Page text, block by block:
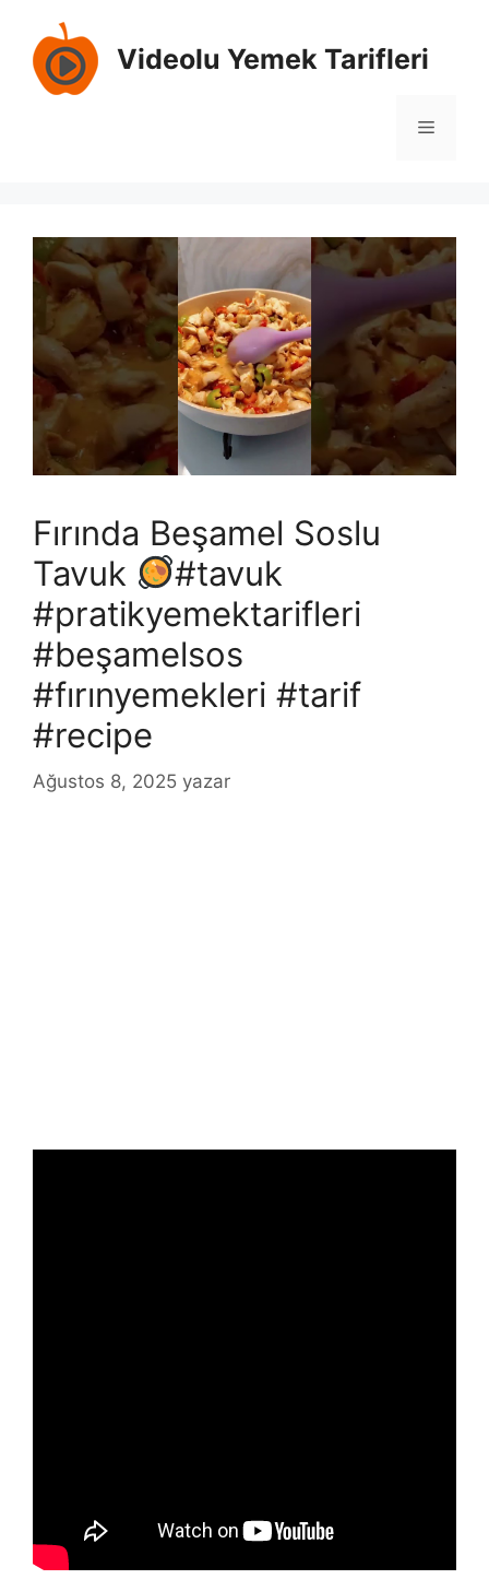
Videolu Yemek Tarifleri
Menü
Fırında Beşamel Soslu
Tavuk
#tavuk
#pratikyemektarifleri
#beşamelsos
#fırınyemekleri #tarif
#recipe
Ağustos 8, 2025 yazar